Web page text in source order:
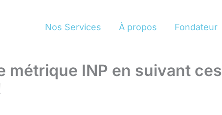
Nos Services À propos Fondateur
métrique INP en suivant ces